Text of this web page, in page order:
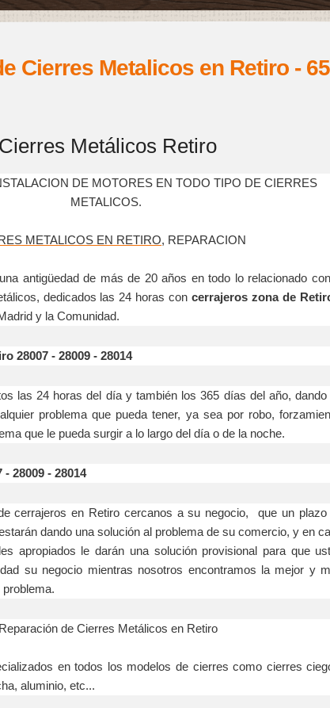
Cierres Metalicos en Retiro -
Cierres Metálicos Retiro
DE MOTORES EN TODO TIPO DE CIERRES
METALICOS.
METALICOS EN RETIRO, REPARACION
de más de 20 años en todo lo relacionado
dedicados las 24 horas con cerrajeros zona de
y la Comunidad.
28007 - 28009 - 28014
horas del día y también los 365 días del año, dando
problema que pueda tener, ya sea por robo,
que le pueda surgir a lo largo del día o de la noche.
28009 - 28014
en Retiro cercanos a su negocio, que un plazo
dando una solución al problema de su comercio, y en
apropiados le darán una solución provisional para que
su negocio mientras nosotros encontramos la mejor y
Reparación de Cierres Metálicos en Retiro
en todos los modelos de cierres como cierres
aluminio, etc...